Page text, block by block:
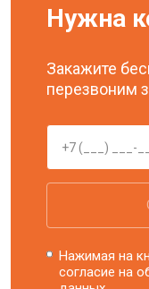
Нужна
Закажите
перезвоним
Нажимая на
согласие на